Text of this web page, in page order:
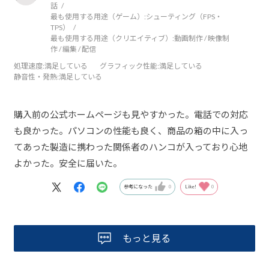
話
最も使用する用途（ゲーム）:シューティング（FPS・
TPS）
最も使用する用途（クリエイティブ）:動画制作 / 映像制
作 / 編集 / 配信
処理速度:満足している グラフィック性能:満足している
静音性・発熱:満足している
購入前の公式ホームページも見やすかった。電話での対応
も良かった。パソコンの性能も良く、商品の箱の中に入っ
てあった製造に携わった関係者のハンコが入っており心地
よかった。安全に届いた。
参考になった 0 Like! 0
もっと見る